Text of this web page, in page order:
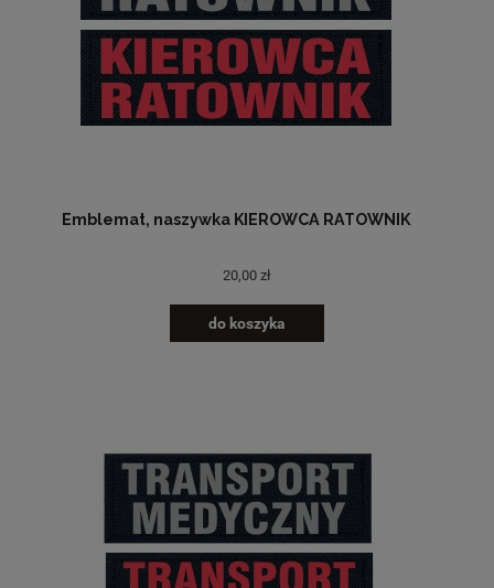
Emblemat, naszywka KIEROWCA RATOWNIK
20,00 zł
do koszyka